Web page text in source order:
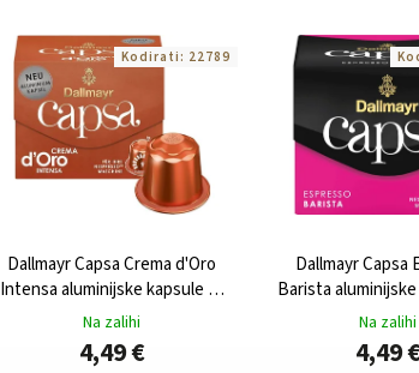
Dallmayr Capsa Crema d'Oro
Intensa aluminijske kapsule 10
kom
Na zalihi
4,49 €
Kodirati: 22789
Dallmayr Capsa
Barista
kom
Na zalihi
4,49